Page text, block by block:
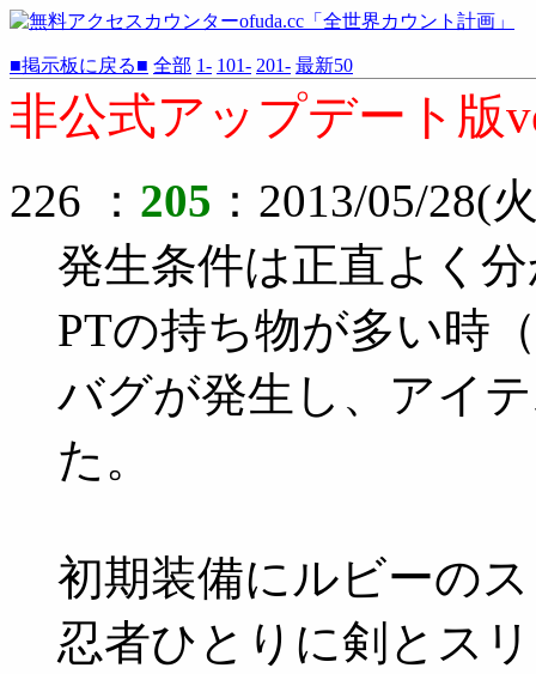
■掲示板に戻る■ 全部 1- 101- 201- 最新50
非公式アップデート版
226 ： 205 ：2013/05/28(
発生条件は正直よく
PTの持ち物が多い時
バグが発生し、アイ
た。
初期装備にルビーの
忍者ひとりに剣とス